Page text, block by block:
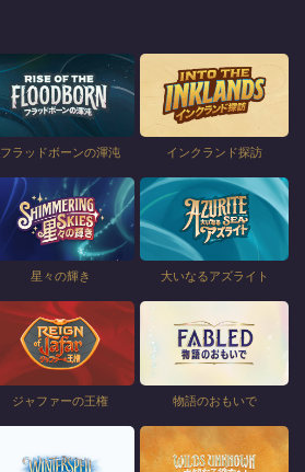
フラッドボーンの渾沌 インクランド探訪
星々の輝き 大いなるアズライト
ジャファーの王権 物語のおもいで